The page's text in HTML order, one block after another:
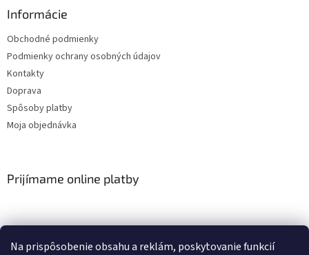
Na prispôsobenie obsahu a reklám, poskytovanie funkcií
Informácie
Obchodné podmienky
Podmienky ochrany osobných údajov
Kontakty
Doprava
Spôsoby platby
Moja objednávka
Prijímame online platby